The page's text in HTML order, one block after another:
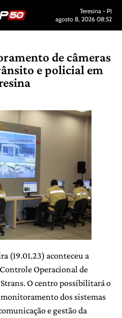
Teresina - PI
agosto 8, 2026 08:52
de câmeras
e policial em
(19.01.23) aconteceu a
Operacional de
O centro possibilitará o
dos sistemas
e gestão da